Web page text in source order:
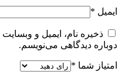
ایمیل *
ذخیره نام، ایمیل و
دوباره دیدگاهی می‌نویسم.
امتیاز شما *